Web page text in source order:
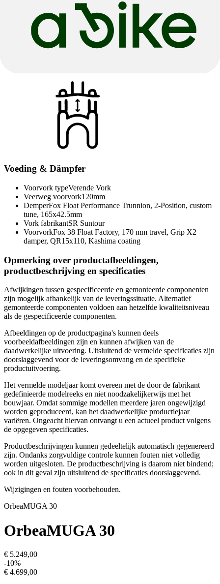
Zadel
Selle Royal Vivo Ergo saddle
Zadelpen Remote
OC Dropper Remote for SRAM
Matchmaker
Voeding & Dämpfer
Voorvork typeVerende Vork
Veerweg voorvork120mm
DemperFox Float Performance Trunnion, 2-Position, custom
tune, 165x42.5mm
Vork fabrikantSR Suntour
VoorvorkFox 38 Float Factory, 170 mm travel, Grip X2
damper, QR15x110, Kashima coating
Opmerking over productafbeeldingen,
productbeschrijving en specificaties
Afwijkingen tussen gespecificeerde en gemonteerde componenten
zijn mogelijk afhankelijk van de leveringssituatie. Alternatief
gemonteerde componenten voldoen aan hetzelfde kwaliteitsniveau
als de gespecificeerde componenten.
Afbeeldingen op de productpagina's kunnen deels
voorbeeldafbeeldingen zijn en kunnen afwijken van de
daadwerkelijke uitvoering. Uitsluitend de vermelde specificaties zijn
doorslaggevend voor de leveringsomvang en de specifieke
productuitvoering.
Het vermelde modeljaar komt overeen met de door de fabrikant
gedefinieerde modelreeks en niet noodzakelijkerwijs met het
bouwjaar. Omdat sommige modellen meerdere jaren ongewijzigd
worden geproduceerd, kan het daadwerkelijke productiejaar
variëren. Ongeacht hiervan ontvangt u een actueel product volgens
de opgegeven specificaties.
Productbeschrijvingen kunnen gedeeltelijk automatisch gegenereerd
zijn. Ondanks zorgvuldige controle kunnen fouten niet volledig
worden uitgesloten. De productbeschrijving is daarom niet bindend;
ook in dit geval zijn uitsluitend de specificaties doorslaggevend.
Wijzigingen en fouten voorbehouden.
OrbeaMUGA 30
OrbeaMUGA 30
€ 5.249,00
-10%
€ 4.699,00